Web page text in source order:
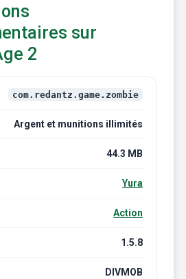
sur
2
com.redantz.game.zombie
Argent et munitions illimités
44.3 MB
Yura
Action
1.5.8
DIVMOB